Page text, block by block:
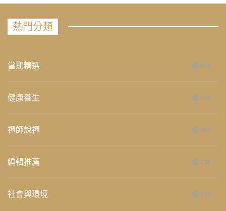
熱門分類
當期精選 658
健康養生 276
禪師說禪 267
編輯推薦 236
社會與環境 235